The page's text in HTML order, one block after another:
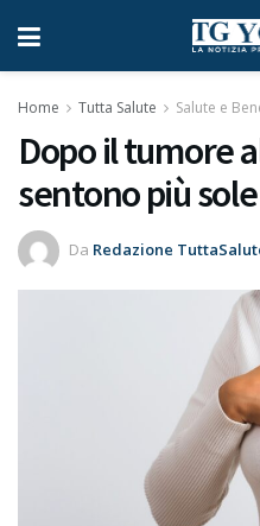
Home Tutta Salute Salute e
Dopo il tumore
sentono più sole
Da Redazione